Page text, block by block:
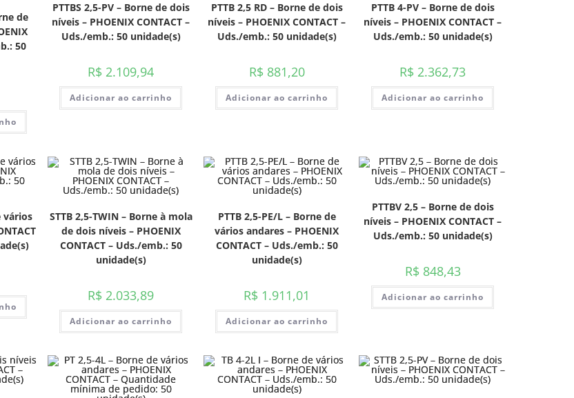
de
50
PTTBS 2,5-PV – Borne de dois
níveis – PHOENIX CONTACT –
Uds./emb.: 50 unidade(s)
R$ 2.109,94
Adicionar ao carrinho
PTTB 2,5 RD – Borne de dois
níveis – PHOENIX CONTACT –
Uds./emb.: 50 unidade(s)
R$ 881,20
Adicionar ao carrinho
PTTB 4-PV – Borne de dois
níveis – PHOENIX CONTACT –
Uds./emb.: 50 unidade(s)
R$ 2.362,73
Adicionar ao carrinho
vários
STTB 2,5-TWIN – Borne à mola
de dois níveis – PHOENIX
CONTACT – Uds./emb.: 50
unidade(s)
R$ 2.033,89
Adicionar ao carrinho
PTTB 2,5-PE/L – Borne de
vários andares – PHOENIX
CONTACT – Uds./emb.: 50
unidade(s)
R$ 1.911,01
Adicionar ao carrinho
PTTBV 2,5 – Borne de dois
níveis – PHOENIX CONTACT –
Uds./emb.: 50 unidade(s)
R$ 848,43
Adicionar ao carrinho